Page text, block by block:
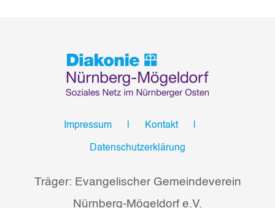
Impressum Kontakt
Datenschutzerklärung
Träger: Evangelischer Gemeindeverein
Nürnberg-Mögeldorf e.V.